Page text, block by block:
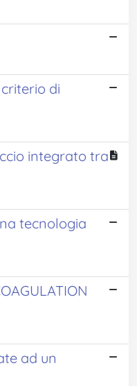
di
integrato tra
tecnologia
ad un